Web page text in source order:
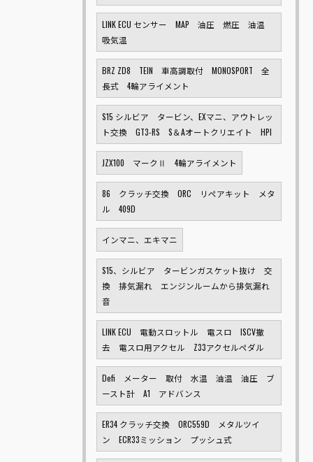
LINK ECU センサー MAP 油圧 燃圧 油温
吸気温
BRZ ZD8 TEIN 車高調取付 MONOSPORT 全
長式 4輪アライメント
S15 シルビア タービン、EXマニ、アウトレッ
ト交換 GT3-RS S＆Aオートクリエイト HPI
JZX100 マークⅡ 4輪アライメント
86 クラッチ交換 ORC リペアキット メタ
ル 409D
インマニ、エキマニ
S15、シルビア タービンガスケット抜け 交
換 排気漏れ エンジンルームから排気漏れ
音
LINK ECU 電動スロットル 電スロ ISCV撤
去 電スロ用アクセル Z33アクセルペダル
Defi メーター 取付 水温 油温 油圧 ブ
ースト計 A1 アドバンス
ER34 クラッチ交換 ORC559D メタルツイ
ン ECR33ミッション プッシュ式